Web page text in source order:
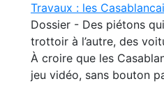
Travaux : les
Dossier - Des piétons
trottoir à l’autre, des
À croire que les
jeu vidéo, sans bouton